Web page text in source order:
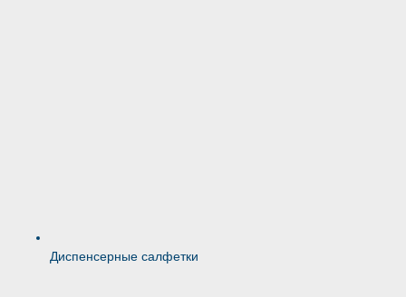
Диспенсерные салфетки